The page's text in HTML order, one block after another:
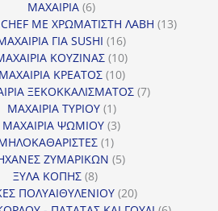
προϊόντα
ΜΑΧΑΙΡΙΑ 66
προϊόντα
ΜΕ ΧΡΩΜΑΤΙΣΤΗ ΛΑΒΗ 1313
ΓΙΑ SUSHI 1616
προϊόντα
ΚΟΥΖΙΝΑΣ 1010
προϊόντα
ΜΑΧΑΙΡΙΑ ΚΡΕΑΤΟΣ 1010
προϊόντα
ΞΕΚΟΚΚΑΛΙΣΜΑΤΟΣ 77
ΜΑΧΑΙΡΙΑ ΤΥΡΙΟΥ 11
προϊόν
ΜΑΧΑΙΡΙΑ ΨΩΜΙΟΥ 33
11
προϊόν
ΖΥΜΑΡΙΚΩΝ 55
ΞΥΛΑ ΚΟΠΗΣ 88
προϊόντα
ΠΟΛΥΑΙΘΥΛΕΝΙΟΥ 2020